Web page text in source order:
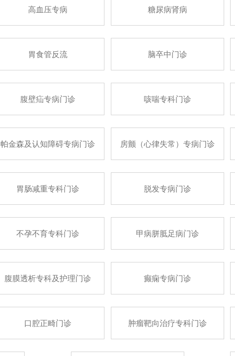
高血压专病 糖尿病肾病
胃食管反流 脑卒中门诊
腹壁疝专病门诊 咳喘专科门诊
帕金森及认知障碍专病门诊 房颤（心律失常）专病门诊
胃肠减重专科门诊 脱发专病门诊
不孕不育专科门诊 甲病胼胝足病门诊
腹膜透析专科及护理门诊 癫痫专病门诊
口腔正畸门诊 肿瘤靶向治疗专科门诊